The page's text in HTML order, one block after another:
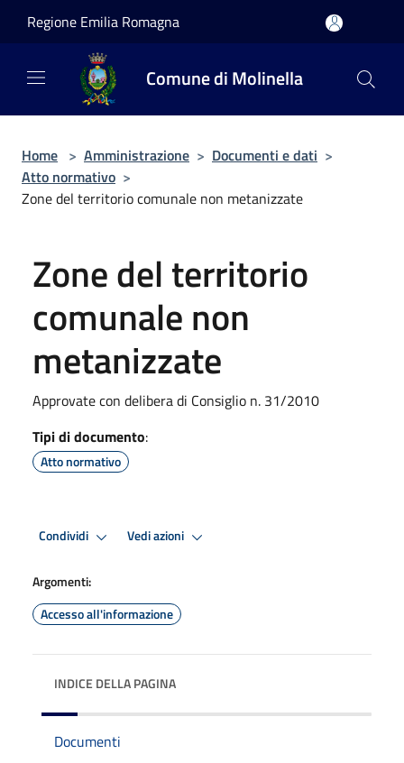
Regione Emilia Romagna
Comune di Molinella
Home > Amministrazione > Documenti e dati >
Atto normativo >
Zone del territorio comunale non metanizzate
Zone del territorio
comunale non
metanizzate
Approvate con delibera di Consiglio n. 31/2010
Tipi di documento:
Atto normativo
Condividi Vedi azioni
Argomenti:
Accesso all'informazione
INDICE DELLA PAGINA
Documenti